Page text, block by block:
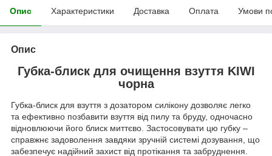
Опис Характеристики Доставка Оплата Умови
Опис
Губка-блиск для очищення взуття KIWI
чорна
Губка-блиск для взуття з дозатором силікону дозволяє легко
та ефективно позбавити взуття від пилу та бруду, одночасно
відновлюючи його блиск миттєво. Застосовувати цю губку –
справжнє задоволення завдяки зручній системі дозування, що
забезпечує надійний захист від протікання та забруднення.